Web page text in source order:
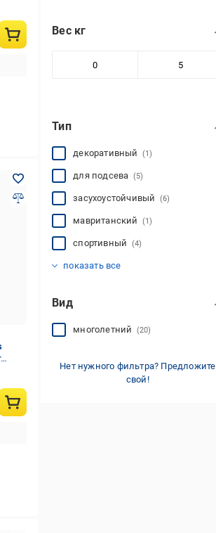
Нидерланды
Вес кг
Тип
декоративный (1)
для подсева (5)
засухоустойчивый (6)
мавританский (1)
спортивный (4)
показать все
Вид
многолетний (20)
Нет нужного фильтра? Предложите
свой!